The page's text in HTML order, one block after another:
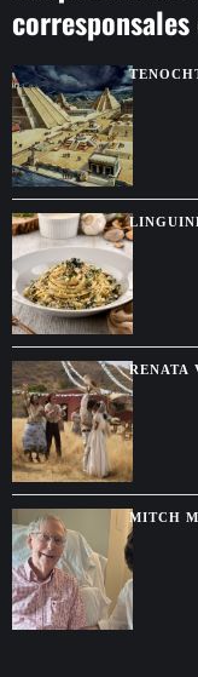
Washington
DEJÓ
RENATA
LA
MITCH